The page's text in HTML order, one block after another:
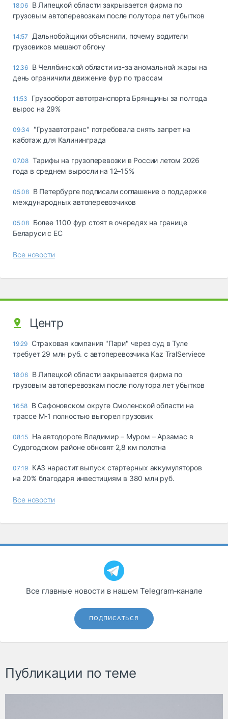
18:06 В Липецкой области закрывается фирма по
грузовым автоперевозкам после полутора лет убытков
14:57
Дальнобойщики объяснили, почему водители
грузовиков мешают обгону
12:36 В Челябинской области из-за аномальной жары на
день ограничили движение фур по трассам
11:53
Грузооборот автотранспорта Брянщины за полгода
вырос на 29%
09:34
"Грузавтотранс" потребовала снять запрет на
каботаж для Калининграда
07.08 Тарифы на грузоперевозки в России летом 2026
года в среднем выросли на 12–15%
05.08 В Петербурге подписали соглашение о поддержке
международных автоперевозчиков
05.08 Более 1100 фур стоят в очередях на границе
Беларуси с ЕС
Все новости
Центр
19:29 Страховая компания "Пари" через суд в Туле
требует 29 млн руб. с автоперевозчика Kaz TralServiece
18:06 В Липецкой области закрывается фирма по
грузовым автоперевозкам после полутора лет убытков
16:58 В Сафоновском округе Смоленской области на
трассе М-1 полностью выгорел грузовик
08:15 На автодороге Владимир – Муром – Арзамас в
Судогодском районе обновят 2,8 км полотна
07:19 КАЗ нарастит выпуск стартерных аккумуляторов
на 20% благодаря инвестициям в 380 млн руб.
Все новости
Все главные новости в нашем Telegram‑канале
ПОДПИСАТЬСЯ
Публикации по теме